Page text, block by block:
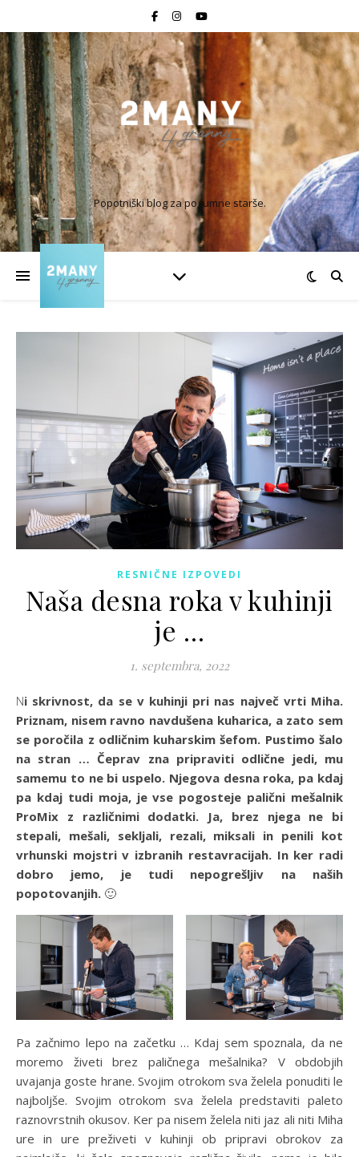
Popotniški blog za pogumne starše.
RESNIČNE IZPOVEDI
Naša desna roka v kuhinji
je …
1. septembra, 2022
Ni skrivnost, da se v kuhinji pri nas največ vrti Miha.
Priznam, nisem ravno navdušena kuharica, a zato sem
se poročila z odličnim kuharskim šefom. Pustimo šalo
na stran … Čeprav zna pripraviti odlične jedi, mu
samemu to ne bi uspelo. Njegova desna roka, pa kdaj
pa kdaj tudi moja, je vse pogosteje palični mešalnik
ProMix z različnimi dodatki. Ja, brez njega ne bi
stepali, mešali, sekljali, rezali, miksali in penili kot
vrhunski mojstri v izbranih restavracijah. In ker radi
dobro jemo, je tudi nepogrešljiv na naših
popotovanjih. 🙂
Pa začnimo lepo na začetku … Kdaj sem spoznala, da ne
moremo živeti brez paličnega mešalnika? V obdobjih
uvajanja goste hrane. Svojim otrokom sva želela ponuditi le
najboljše. Svojim otrokom sva želela predstaviti paleto
raznovrstnih okusov. Ker pa nisem želela niti jaz ali niti Miha
ure in ure preživeti v kuhinji ob pripravi obrokov za